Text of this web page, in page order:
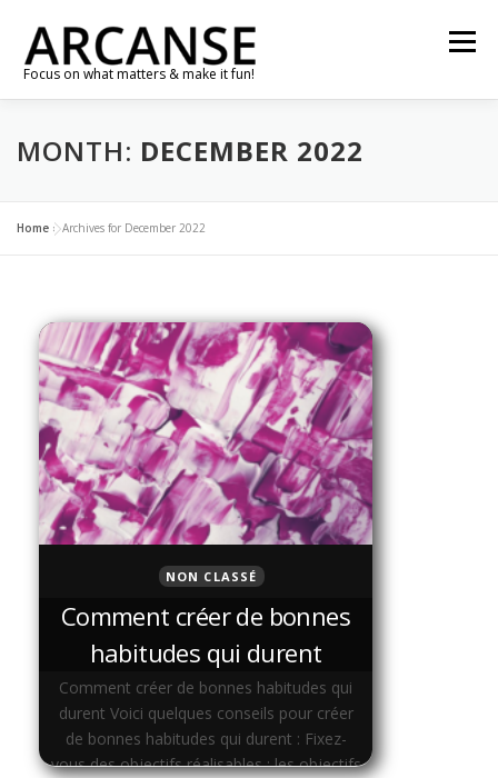
content
Focus on what matters & make it fun!
Menu
TRAVEL FEATURES ABOUT GALLERY
NEWS CONTACT
MONTH: DECEMBER 2022
Home »Archives for December 2022
NON CLASSÉ
Comment créer de bonnes
habitudes qui durent
Comment créer de bonnes habitudes qui
durent Voici quelques conseils pour créer
de bonnes habitudes qui durent : Fixez-
vous des objectifs réalisables : les objectifs